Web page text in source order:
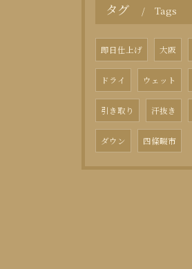
タグ Tags
即日仕上げ 大阪
ドライ ウェット
引き取り 汗抜き
ダウン 四條畷市